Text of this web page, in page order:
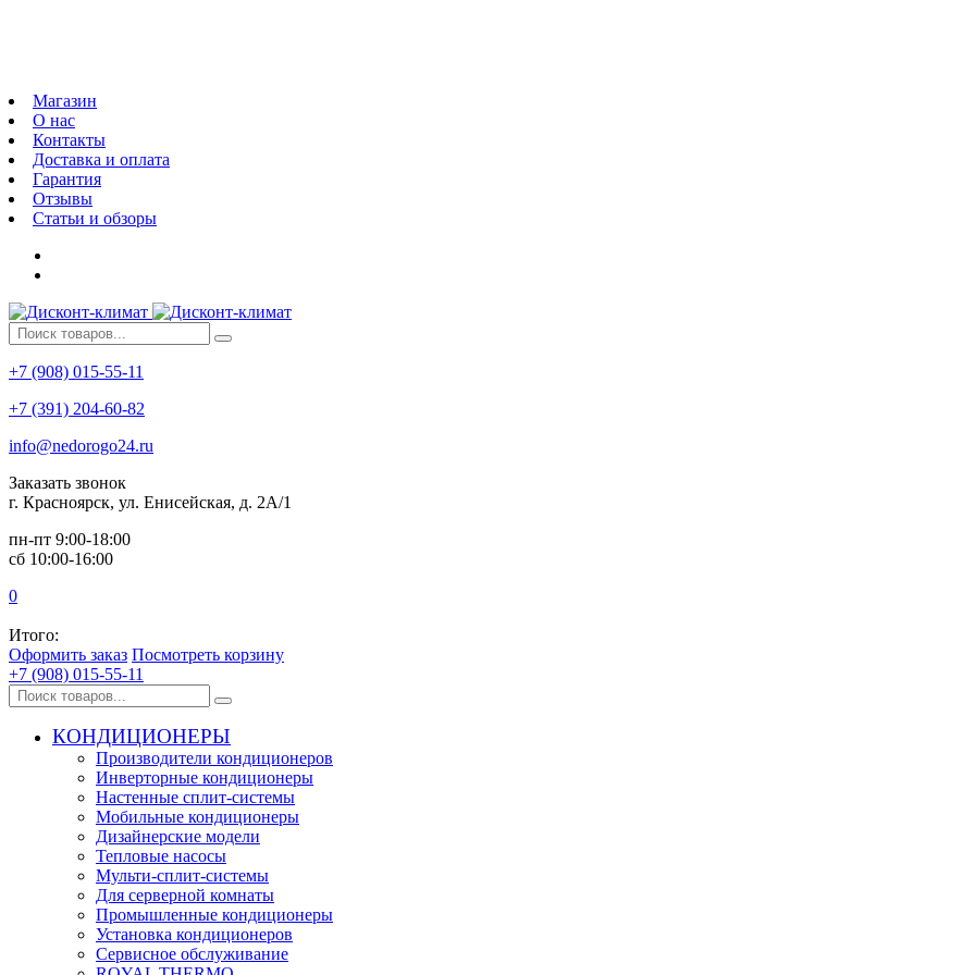
Магазин
О нас
Контакты
Доставка и оплата
Гарантия
Отзывы
Статьи и обзоры
+7 (908) 015-55-11
+7 (391) 204-60-82
info@nedorogo24.ru
Заказать звонок
г. Красноярск, ул. Енисейская, д. 2А/1
пн-пт 9:00-18:00
сб 10:00-16:00
0
Итого:
Оформить заказ Посмотреть корзину
+7 (908) 015-55-11
КОНДИЦИОНЕРЫ
Производители кондиционеров
Инверторные кондиционеры
Настенные сплит-системы
Мобильные кондиционеры
Дизайнерские модели
Тепловые насосы
Мульти-сплит-системы
Для серверной комнаты
Промышленные кондиционеры
Установка кондиционеров
Сервисное обслуживание